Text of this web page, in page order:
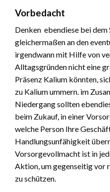
Vorbedacht
Denken ebendiese bei
gleichermaßen an den
irgendwann mit Hilfe von
Alltagsgründen nicht eine
Präsenz Kalium könnten,
zu Kalium ummern. im
Niedergang sollten
beim Zukauf, in einer
welche Person Ihre
Handlungsunfähigkeit
Vorsorgevollmacht ist in
Aktion, um gegenseitig vor
zu schützen.